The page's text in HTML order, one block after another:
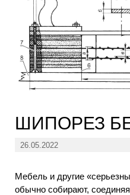
ШИПОРЕЗ
26.05.2022
Мебель и другие
обычно собирают,